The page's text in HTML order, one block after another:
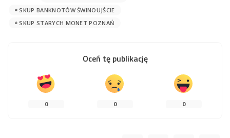
SKUP BANKNOTÓW ŚWINOUJŚCIE
SKUP STARYCH MONET POZNAŃ
Oceń tę publikację
0 0 0